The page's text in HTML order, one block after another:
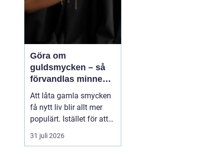
Göra om
guldsmycken – så
förvandlas minnen
till nya favoriter
Att låta gamla smycken
få nytt liv blir allt mer
populärt. Istället för att
låta arvegods ligga i en
låda kan de formas om
31 juli 2026